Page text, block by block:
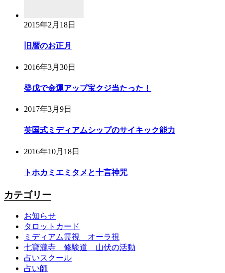
2015年2月18日
旧暦のお正月
2016年3月30日
癸戊で金運アップ宝クジ当たった！
2017年3月9日
英国式ミディアムシップのサイキック能力
2016年10月18日
トホカミエミタメと十言神咒
カテゴリー
お知らせ
タロットカード
ミディアム霊視 オーラ視
七寶瀧寺 修験道 山伏の活動
占いスクール
占い師